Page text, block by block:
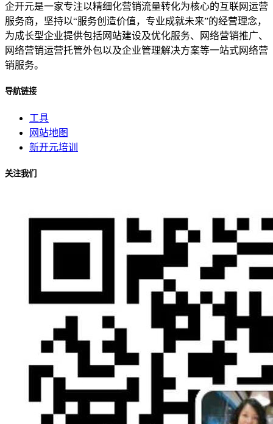
企开元是一家专注以精细化营销流量转化为核心的互联网运营
服务商，坚持以“服务创造价值，专业成就未来”的经营理念，
为成长型企业提供包括网站建设及优化服务、网络营销推广、
网络营销运营托管外包以及企业管理解决方案等一站式网络营
销服务。
导航链接
工具
网站地图
新开元培训
关注我们